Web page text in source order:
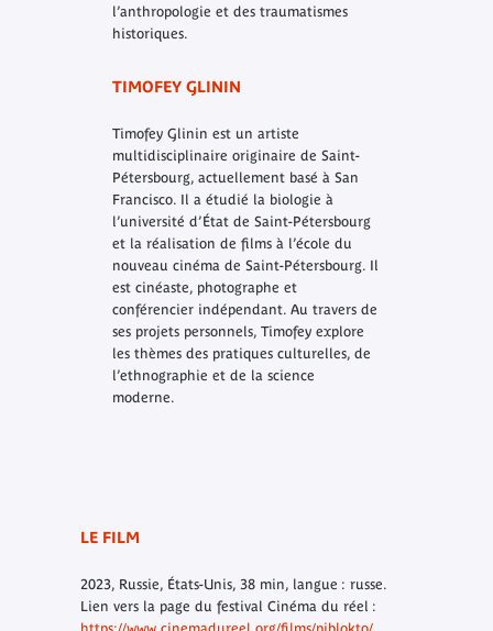
l’anthropologie et des traumatismes
historiques.
TIMOFEY GLININ
Timofey Glinin est un artiste
multidisciplinaire originaire de Saint-
Pétersbourg, actuellement basé à San
Francisco. Il a étudié la biologie à
l’université d’État de Saint-Pétersbourg
et la réalisation de films à l’école du
nouveau cinéma de Saint-Pétersbourg. Il
est cinéaste, photographe et
conférencier indépendant. Au travers de
ses projets personnels, Timofey explore
les thèmes des pratiques culturelles, de
l’ethnographie et de la science
moderne.
LE FILM
2023, Russie, États-Unis, 38 min, langue : russe.
Lien vers la page du festival Cinéma du réel :